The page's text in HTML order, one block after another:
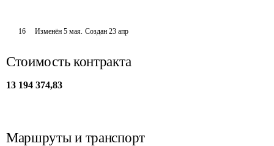
16 Изменён5 мая. Создан 23 апр
Стоимость контракта
13 194 374,83
Маршруты и транспорт